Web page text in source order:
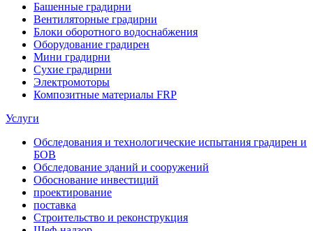
Башенные градирни
Вентиляторные градирни
Блоки оборотного водоснабжения
Оборудование градирен
Мини градирни
Сухие градирни
Электромоторы
Композитные материалы FRP
Услуги
Обследования и технологические испытания градирен и
БОВ
Обследование зданий и сооружений
Обоснование инвестиций
проектирование
поставка
Строительство и реконструкция